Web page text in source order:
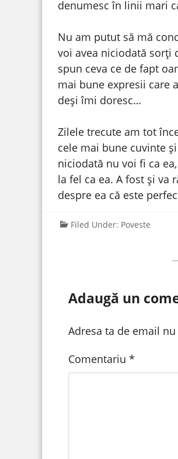
denumesc în linii mari
Nu am putut să mă
voi avea niciodată sorți
spun ceva ce de fapt
mai bune expresii care
deși îmi doresc…
Zilele trecute am tot
cele mai bune cuvinte
niciodată nu voi fi ca
la fel ca ea. A fost și va
despre ea că este
Filed Under: Poveste
Adaugă un
Adresa ta de email
Comentariu *